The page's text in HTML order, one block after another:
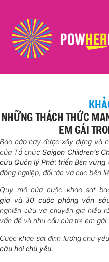
NHỮNG THÁCH THỨC
EM GÁI
Báo cáo này được xây dựng và
của Tổ chứcSaigon Children’s
cứu Quản lý Phát triển Bền vững
đồng nghiệp, đối tác và các bên
Quy mô của cuộc khảo sát
gia và30 cuộc phỏng vấn
nghiên cứu và chuyên gia hiểu
vấn đề và nhu cầu của trẻ em gái
Cuộc khảo sát định lượng chủ
câu hỏi chủ yếu.